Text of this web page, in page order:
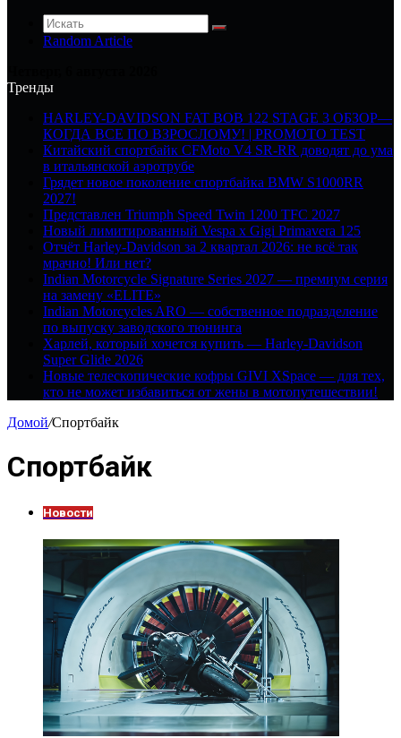
Random Article
Тренды
HARLEY-DAVIDSON FAT BOB 122 STAGE 3 ОБЗОР—
КОГДА ВСЕ ПО ВЗРОСЛОМУ! | PROMOTO TEST
Китайский спортбайк CFMoto V4 SR-RR доводят до ума
в итальянской аэротрубе
Грядет новое поколение спортбайка BMW S1000RR
2027!
Представлен Triumph Speed Twin 1200 TFC 2027
Новый лимитированный Vespa x Gigi Primavera 125
Отчёт Harley-Davidson за 2 квартал 2026: не всё так
мрачно! Или нет?
Indian Motorcycle Signature Series 2027 — премиум серия
на замену «ELITE»
Indian Motorcycles ARO — собственное подразделение
по выпуску заводского тюнинга
Харлей, который хочется купить — Harley-Davidson
Super Glide 2026
Новые телескопические кофры GIVI XSpace — для тех,
кто не может избавиться от жены в мотопутешествии!
Домой/Спортбайк
Спортбайк
Новости